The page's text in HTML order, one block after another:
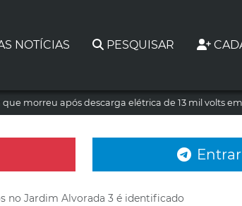
NOTÍCIAS PESQUISAR
morreu após descarga elétrica de 13 mil volts
no Jardim Alvorada 3 é identificado